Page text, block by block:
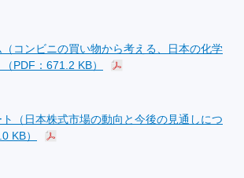
コンビニの買い物から考える、日本の化学
PDF：671.2 KB）
（日本株式市場の動向と今後の見通しにつ
KB）